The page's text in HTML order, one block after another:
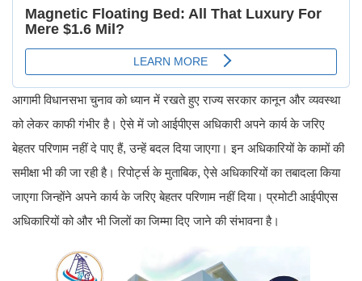
आगामी विधानसभा चुनाव को ध्यान में रखते हुए राज्य सरकार कानून और व्यवस्था
को लेकर काफी गंभीर है। ऐसे में जो आईपीएस अधिकारी अपने कार्य के जरिए
बेहतर परिणाम नहीं दे पाए हैं, उन्हें बदल दिया जाएगा। इन अधिकारियों के कामों की
समीक्षा भी की जा रही है। रिपोर्ट्स के मुताबिक, ऐसे अधिकारियों का तबादला किया
जाएगा जिन्होंने अपने कार्य के जरिए बेहतर परिणाम नहीं दिया। प्रमोटी आईपीएस
अधिकारियों को और भी जिलों का जिम्मा दिए जाने की संभावना है।